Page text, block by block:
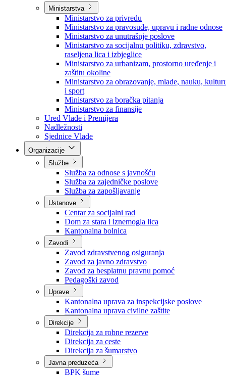
Vlada BPK Goražde
Premijer
Članovi Vlade
Ministarstva
Ministarstvo za privredu
Ministarstvo za pravosuđe, upravu i radne odnose
Ministarstvo za unutrašnje poslove
Ministarstvo za socijalnu politiku, zdravstvo,
raseljena lica i izbjeglice
Ministarstvo za urbanizam, prostorno uređenje i
zaštitu okoline
Ministarstvo za obrazovanje, mlade, nauku,
i sport
Ministarstvo za boračka pitanja
Ministarstvo za finansije
Ured Vlade i Premijera
Nadležnosti
Sjednice Vlade
Službe
Služba za odnose s javnošću
Služba za zajedničke poslove
Služba za zapošljavanje
Ustanove
Centar za socijalni rad
Dom za stara i iznemogla lica
Kantonalna bolnica
Zavodi
Zavod zdravstvenog osiguranja
Zavod za javno zdravstvo
Zavod za besplatnu pravnu pomoć
Pedagoški zavod
Uprave
Kantonalna uprava za inspekcijske poslove
Kantonalna uprava civilne zaštite
Direkcije
Direkcija za robne rezerve
Direkcija za ceste